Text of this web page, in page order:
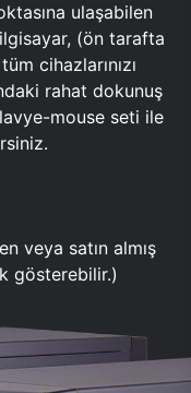
ulaşabilen
(ön tarafta
cihazlarınızı
rahat dokunuş
mouse seti ile
veya satın almış
gösterebilir.)